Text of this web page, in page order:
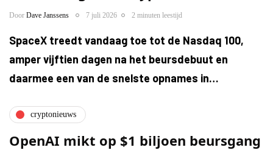
Door Dave Janssens 7 juli 2026 2 minuten leestijd
SpaceX treedt vandaag toe tot de Nasdaq 100,
amper vijftien dagen na het beursdebuut en
daarmee een van de snelste opnames in…
cryptonieuws
OpenAI mikt op $1 biljoen beursgang